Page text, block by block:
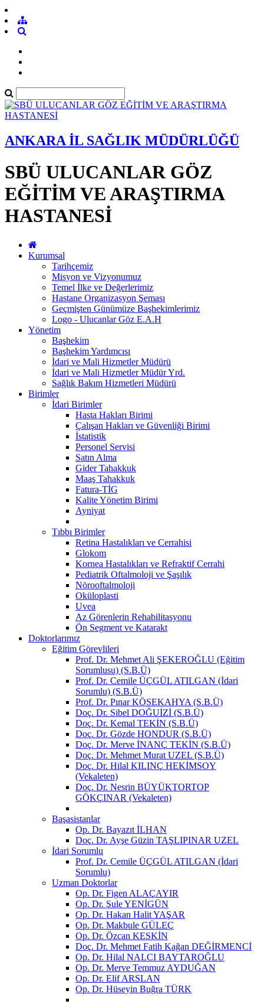
ANKARA İL SAĞLIK MÜDÜRLÜĞÜ
SBÜ ULUCANLAR GÖZ
EĞİTİM VE ARAŞTIRMA
HASTANESİ
Kurumsal
Tarihçemiz
Misyon ve Vizyonumuz
Temel İlke ve Değerlerimiz
Hastane Organizasyon Şeması
Geçmişten Günümüze Başhekimlerimiz
Logo - Ulucanlar Göz E.A.H
Yönetim
Başhekim
Başhekim Yardımcısı
İdari ve Mali Hizmetler Müdürü
İdari ve Mali Hizmetler Müdür Yrd.
Sağlık Bakım Hizmetleri Müdürü
Birimler
İdari Birimler
Hasta Hakları Birimi
Çalışan Hakları ve Güvenliği Birimi
İstatistik
Personel Servisi
Satın Alma
Gider Tahakkuk
Maaş Tahakkuk
Fatura-TİG
Kalite Yönetim Birimi
Ayniyat
Tıbbı Birimler
Retina Hastalıkları ve Cerrahisi
Glokom
Kornea Hastalıkları ve Refraktif Cerrahi
Pediatrik Oftalmoloji ve Şaşılık
Nörooftalmoloji
Oküloplasti
Uvea
Az Görenlerin Rehabilitasyonu
Ön Segment ve Katarakt
Doktorlarımız
Eğitim Görevlileri
Prof. Dr. Mehmet Ali ŞEKEROĞLU (Eğitim
Sorumlusu) (S.B.Ü)
Prof. Dr. Cemile ÜÇGÜL ATILGAN (İdari
Sorumlu) (S.B.Ü)
Prof. Dr. Pınar KÖSEKAHYA (S.B.Ü)
Doç. Dr. Sibel DOĞUİZİ (S.B.Ü)
Doç. Dr. Kemal TEKİN (S.B.Ü)
Doç. Dr. Gözde HONDUR (S.B.Ü)
Doç. Dr. Merve İNANÇ TEKİN (S.B.Ü)
Doç. Dr. Mehmet Murat UZEL (S.B.Ü)
Doç. Dr. Hilal KILINÇ HEKİMSOY
(Vekaleten)
Doç. Dr. Nesrin BÜYÜKTORTOP
GÖKÇINAR (Vekaleten)
Başasistanlar
Op. Dr. Bayazıt İLHAN
Doç. Dr. Ayşe Güzin TAŞLIPINAR UZEL
İdari Sorumlu
Prof. Dr. Cemile ÜÇGÜL ATILGAN (İdari
Sorumlu)
Uzman Doktorlar
Op. Dr. Figen ALAÇAYIR
Op. Dr. Şule YENİGÜN
Op. Dr. Hakan Halit YAŞAR
Op. Dr. Makbule GÜLEÇ
Op. Dr. Özcan KESKİN
Doç. Dr. Mehmet Fatih Kağan DEĞİRMENCİ
Op. Dr. Hilal NALCI BAYTAROĞLU
Op. Dr. Merve Temmuz AYDUĞAN
Op. Dr. Elif ARSLAN
Op. Dr. Hüseyin Buğra TÜRK